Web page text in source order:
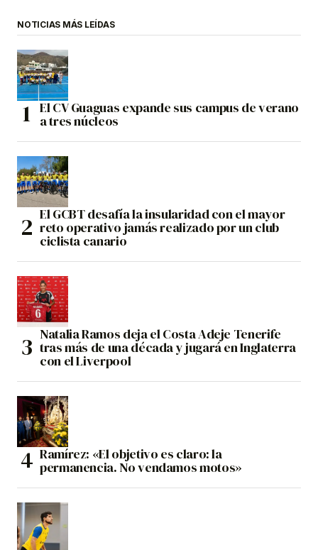
NOTICIAS MÁS LEÍDAS
El CV Guaguas expande sus campus de verano
a tres núcleos
El GCBT desafía la insularidad con el mayor
reto operativo jamás realizado por un club
ciclista canario
Natalia Ramos deja el Costa Adeje Tenerife
tras más de una década y jugará en Inglaterra
con el Liverpool
Ramírez: «El objetivo es claro: la
permanencia. No vendamos motos»